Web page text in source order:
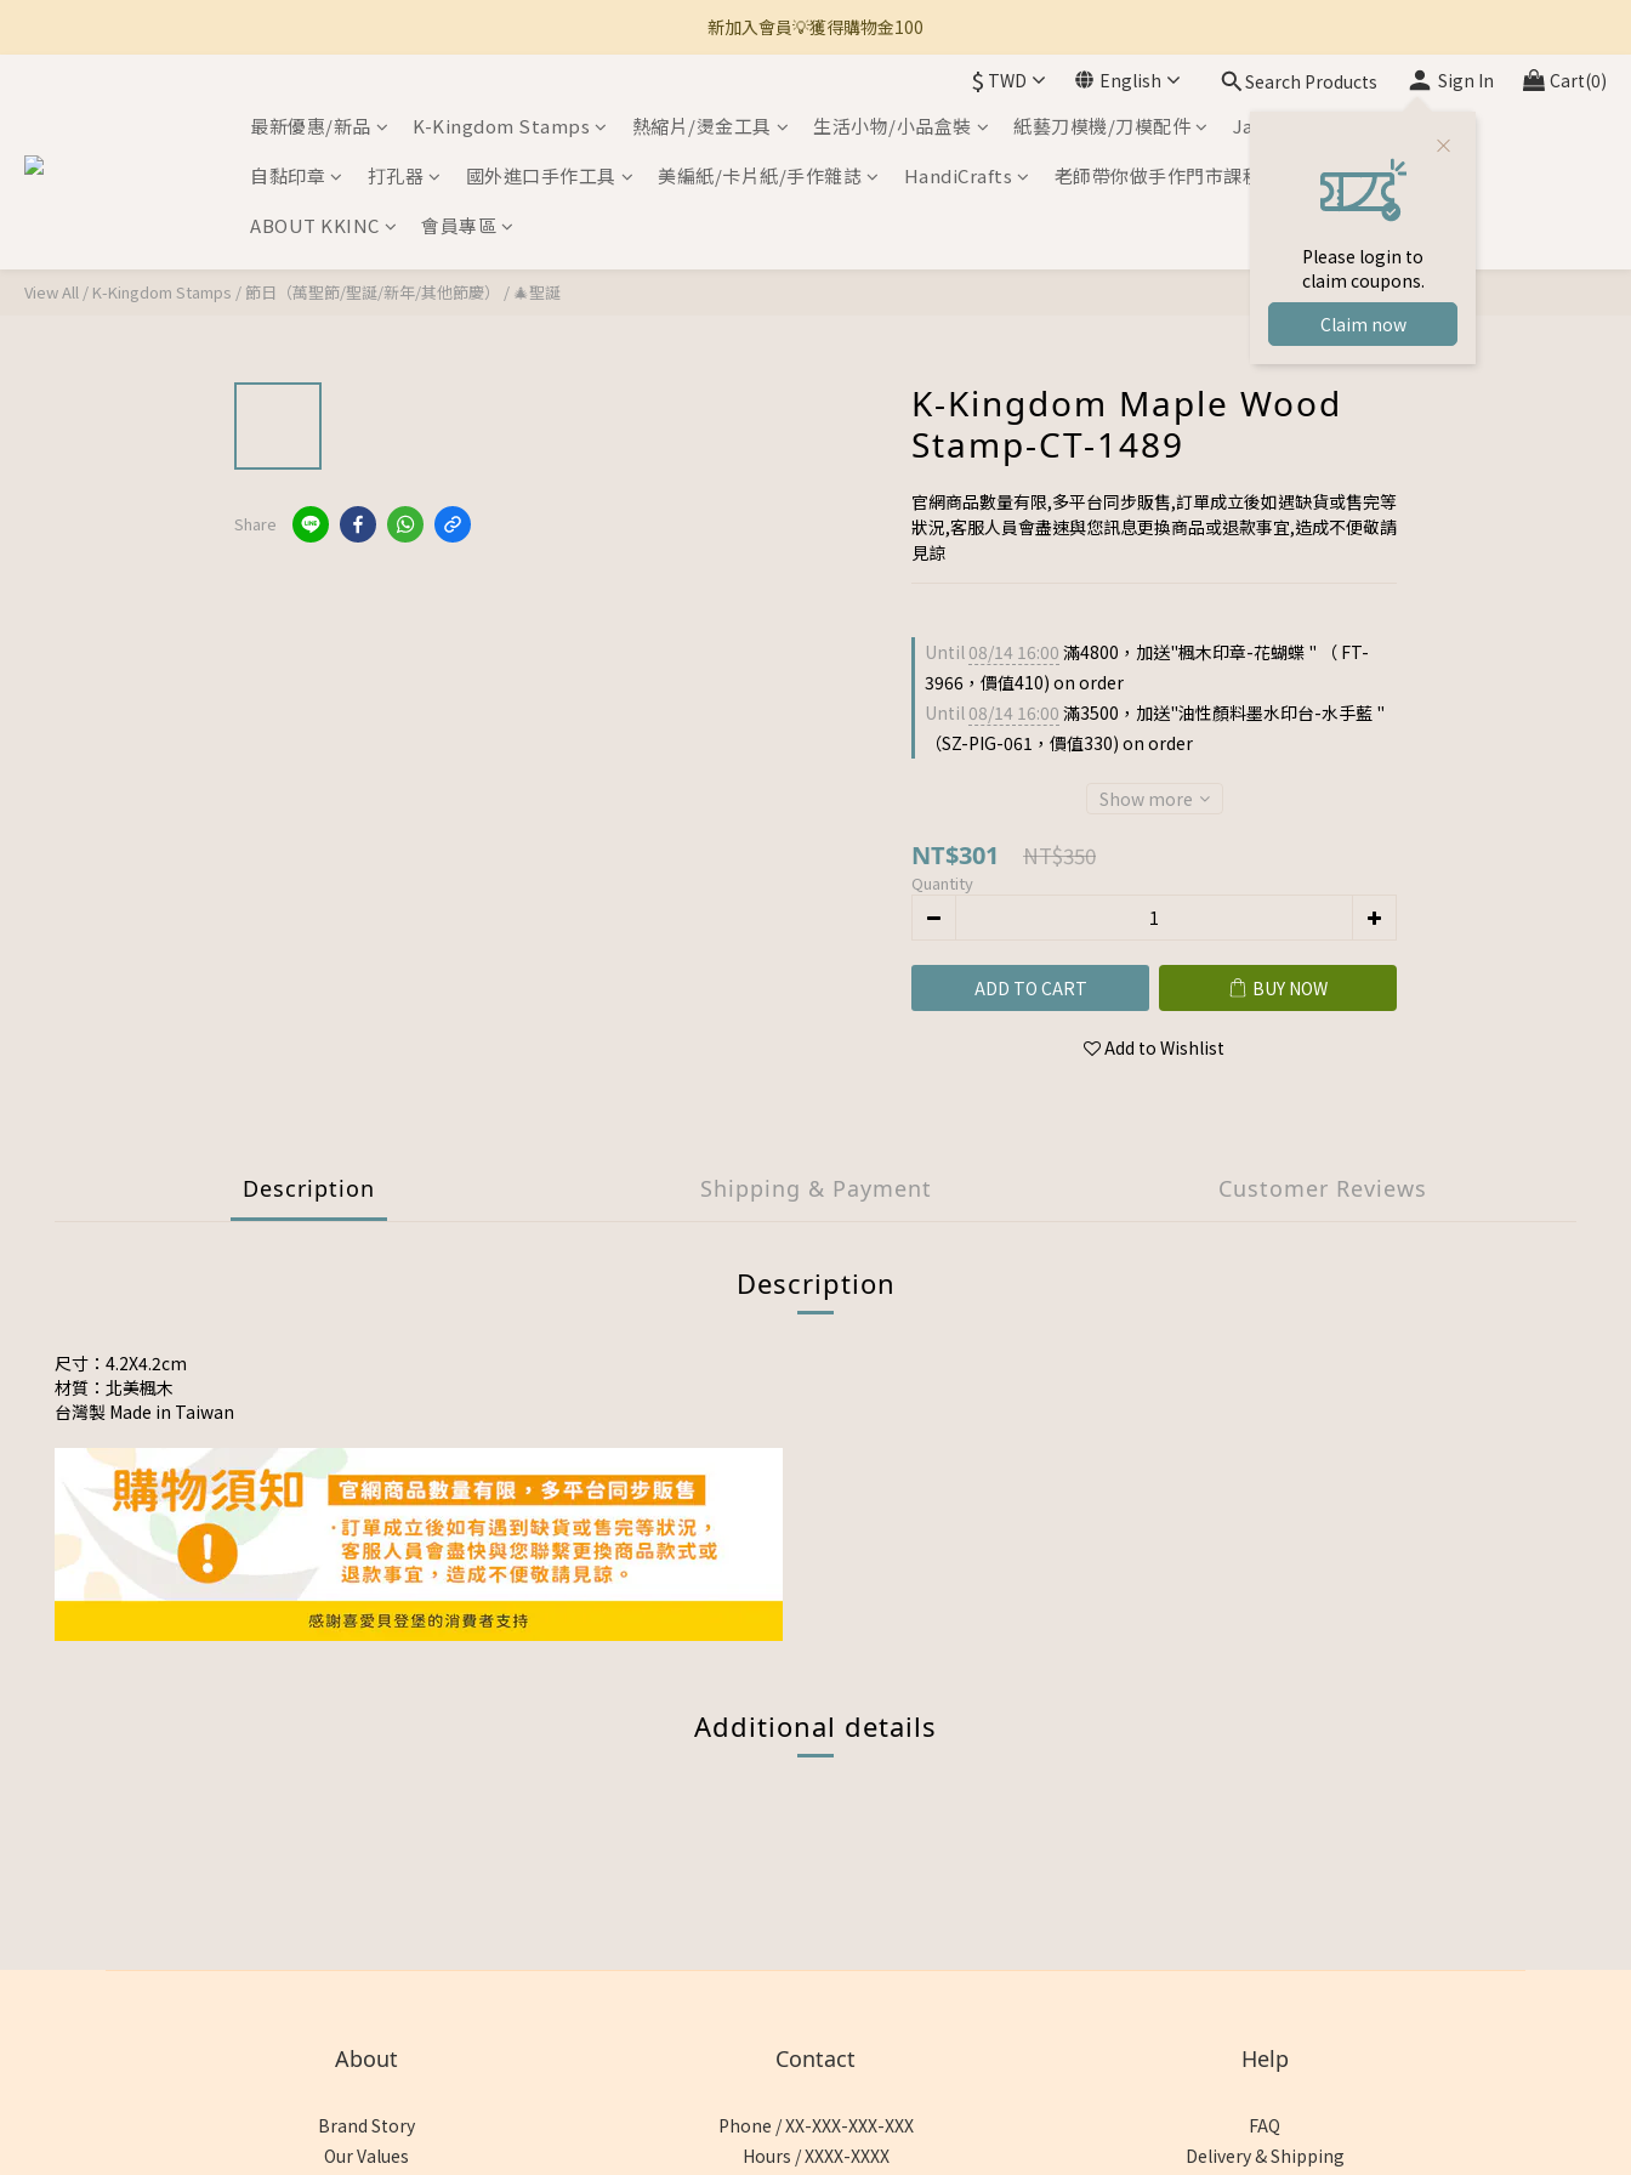
🚚 全館滿800免運 🚚
新加入會員💡獲得購物金100
$ TWD English Search Products Sign In
Please login to
claim coupons.
Claim now
Cart(0)
最新優惠/新品 K-Kingdom Stamps 熱縮片/燙金工具 生活小物/小品盒裝 紙藝刀模機/刀模配件
Japan Inks
自黏印章
打孔器 國外進口手作工具 美編紙/卡片紙/手作雜誌 HandiCrafts
老師帶你做手作門市課程
ABOUT KKINC
會員專區
View All / K-Kingdom Stamps / 節日（萬聖節/聖誕/新年/其他節慶） / 🎄聖誕
Share
K-Kingdom Maple Wood
Stamp-CT-1489
官網商品數量有限,多平台同步販售,訂單成立後如遇缺貨或售完等
狀況,客服人員會盡速與您訊息更換商品或退款事宜,造成不便敬請
見諒
Until 08/14 16:00 滿4800，加送"楓木印章-花蝴蝶 " （ FT-
3966，價值410) on order
Until 08/14 16:00 滿3500，加送"油性顏料墨水印台-水手藍 "
（SZ-PIG-061，價值330) on order
Show more
NT$301 NT$350
Quantity
ADD TO CART BUY NOW
Add to Wishlist
Description Shipping & Payment Customer Reviews
Description
尺寸：4.2X4.2cm
材質：北美楓木
台灣製 Made in Taiwan
Additional details
BUY NOW
About
Brand Story
Our Values
Contact
Phone / XX-XXX-XXX-XXX
Hours / XXXX-XXXX
Help
FAQ
Delivery & Shipping